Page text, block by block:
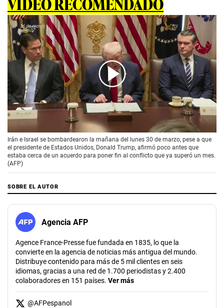
01:35
Irán e Israel se bombardearon la mañana del lunes 30 de marzo, pese a que
el presidente de Estados Unidos, Donald Trump, afirmó poco antes que
estaba cerca de un acuerdo para poner fin al conflicto que ya superó un mes.
(AFP)
SOBRE EL AUTOR
Agencia AFP
Agence France-Presse fue fundada en 1835, lo que la
convierte en la agencia de noticias más antigua del mundo.
Distribuye contenido para más de 5 mil clientes en seis
idiomas, gracias a una red de 1.700 periodistas y 2.400
colaboradores en 151 países. Ver más
@AFPespanol